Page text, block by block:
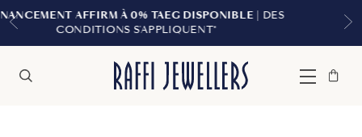
TAEG DISPONIBLE| DES
LIVRAISON
Menu
Sac
Fermer